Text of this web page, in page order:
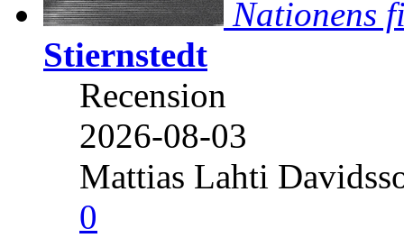
Nationens
Stiernstedt
Recension
2026-08-03
Mattias Lahti
0